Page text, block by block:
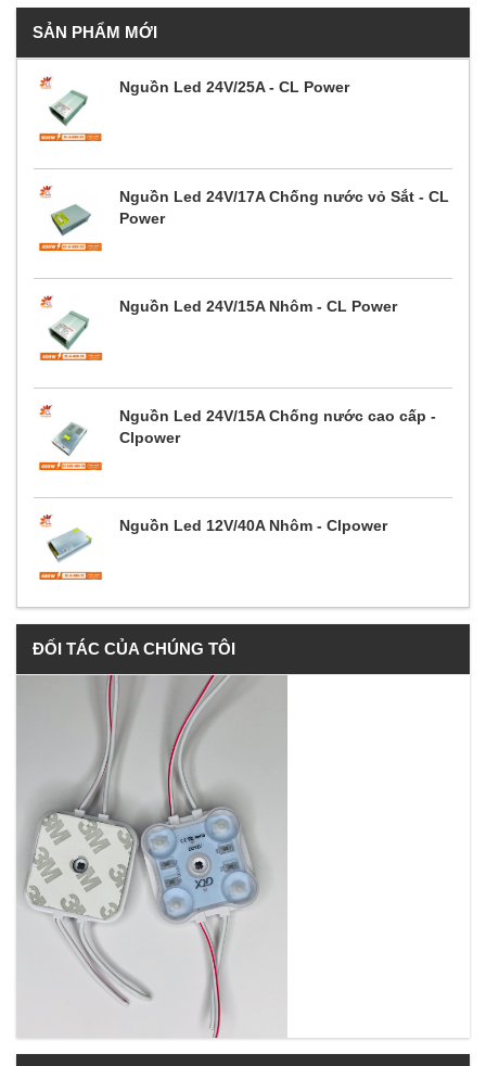
SẢN PHẨM MỚI
Nguồn Led 24V/25A - CL Power
Nguồn Led 24V/17A Chống nước vỏ Sắt - CL
Power
Nguồn Led 24V/15A Nhôm - CL Power
Nguồn Led 24V/15A Chống nước cao cấp -
Clpower
Nguồn Led 12V/40A Nhôm - Clpower
ĐỐI TÁC CỦA CHÚNG TÔI